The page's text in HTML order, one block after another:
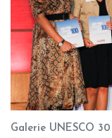
Galerie UNESCO